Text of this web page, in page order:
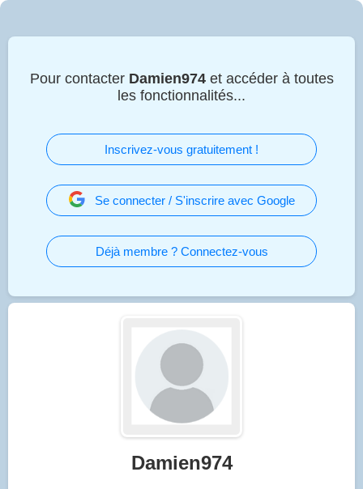
Pour contacter Damien974et accéder à toutes
les fonctionnalités...
Inscrivez-vous gratuitement !
Se connecter / S'inscrire avec Google
Déjà membre ? Connectez-vous
Damien974